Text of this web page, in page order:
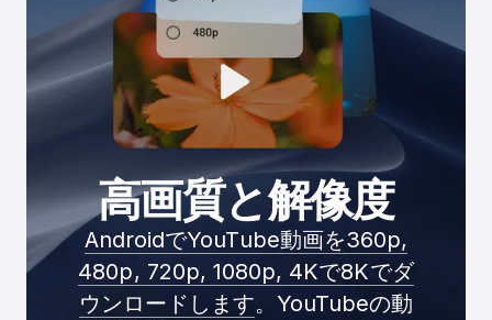
高画質と解像度
AndroidでYouTube動画を360p,
480p, 720p, 1080p, 4Kで8Kでダ
ウンロードします。YouTubeの動